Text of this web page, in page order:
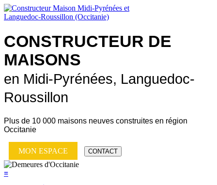
CONSTRUCTEUR DE
MAISONS
en Midi-Pyrénées, Languedoc-
Roussillon
Plus de 10 000 maisons neuves construites en région
Occitanie
MON ESPACE CONTACT
≡